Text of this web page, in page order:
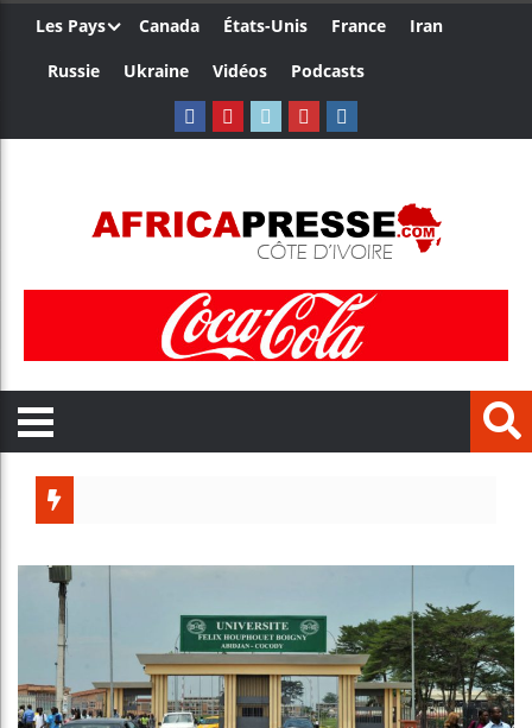
Les Pays Canada États-Unis France
Iran
Russie
Ukraine Vidéos Podcasts
Bénin :